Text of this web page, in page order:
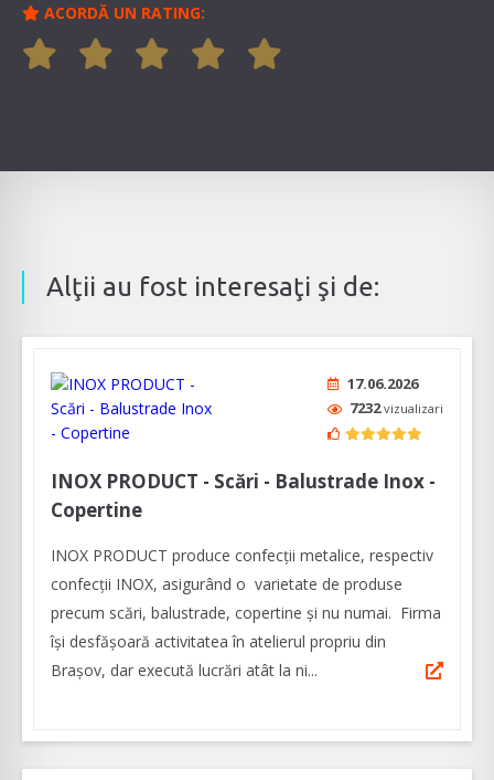
ACORDĂ UN RATING:
Alţii au fost interesaţi şi de:
17.06.2026
7232vizualizari
INOX PRODUCT - Scări - Balustrade Inox -
Copertine
INOX PRODUCT produce confecții metalice, respectiv
confecții INOX, asigurând o varietate de produse
precum scări, balustrade, copertine și nu numai. Firma
își desfășoară activitatea în atelierul propriu din
Brașov, dar execută lucrări atât la ni...